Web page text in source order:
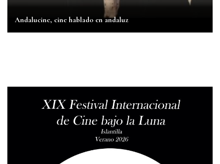
Andalucine, cine hablado en andaluz